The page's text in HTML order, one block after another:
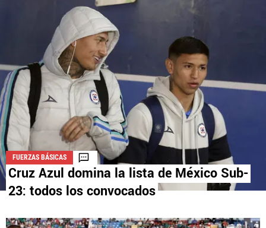
La aceptación de una de las ofertas presentadas en esta página
puede dar lugar a un pago a
. Este pago puede influir en
cómo y dónde aparecen los operadores de juego en la página y en el
orden en que aparecen, pero no influye en nuestras evaluaciones.
FUERZAS BÁSICAS
Cruz Azul domina la lista de México Sub-
23: todos los convocados